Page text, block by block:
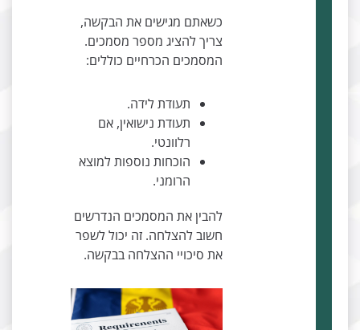
כשאתם מגישים את הבקשה,
צריך להציג מספר מסמכים.
המסמכים הכרחיים כוללים:
תעודת לידה.
תעודת נישואין, אם
רלוונטי.
הוכחות נוספות למוצא
הרומני.
להבין את המסמכים הנדרשים
חשוב להצלחה. זה יכול לשפר
את סיכויי ההצלחה בבקשה.